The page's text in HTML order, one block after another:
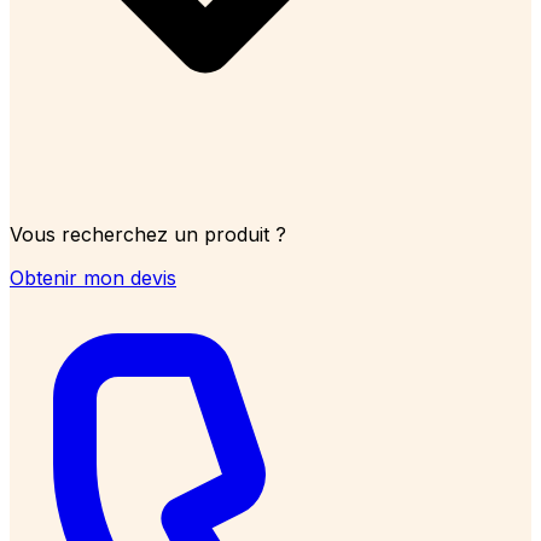
Vous recherchez un produit ?
Obtenir mon devis